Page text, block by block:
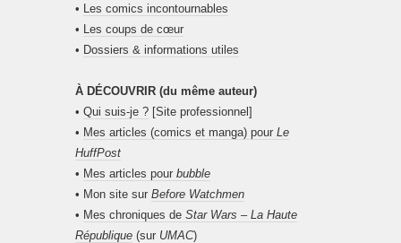
•
Les comics incontournables
•
Les coups de cœur
• Dossiers & informations utiles
À DÉCOUVRIR (du même auteur)
• Qui suis-je ? [Site professionnel]
• Mes articles (comics et manga) pour Le
HuffPost
• Mes articles pour bubble
• Mon site sur Before Watchmen
• Mes chroniques de Star Wars – La Haute
République (sur UMAC)